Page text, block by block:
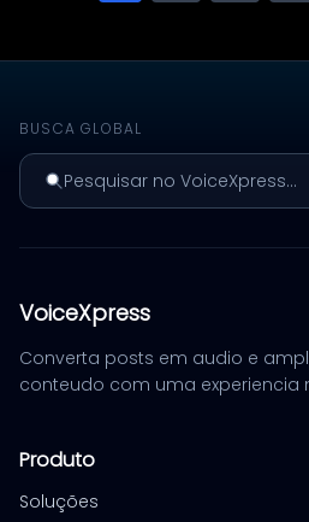
BUSCA GLOBAL
Pesquisar no VoiceXpress...
VoiceXpress
Converta posts em audio e
conteudo com uma experiencia
Produto
Soluções